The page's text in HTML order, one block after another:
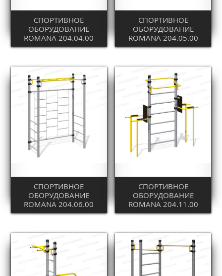
СПОРТИВНОЕ
ОБОРУДОВАНИЕ
ROMANA 204.04.00
СПОРТИВНОЕ
ОБОРУДОВАНИЕ
ROMANA 204.05.00
СПОРТИВНОЕ
ОБОРУДОВАНИЕ
ROMANA 204.06.00
СПОРТИВНОЕ
ОБОРУДОВАНИЕ
ROMANA 204.11.00